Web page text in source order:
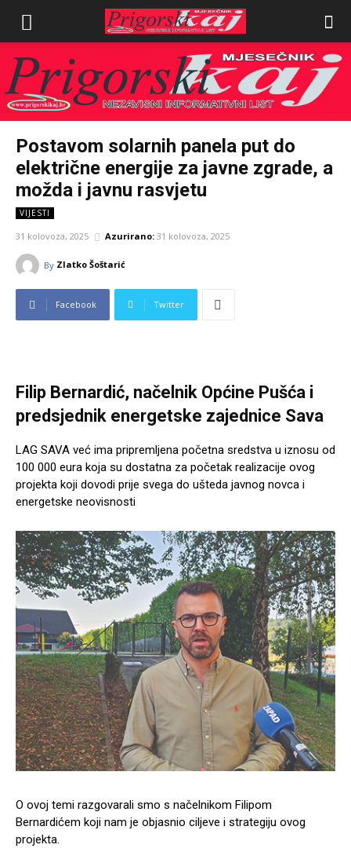
Postavom solarnih panela put do
električne energije za javne zgrade, a
možda i javnu rasvjetu
VIJESTI
31 kolovoza, 2025 Azurirano: 31 kolovoza, 2025
By Zlatko Šoštarić
Facebook Twitter
Filip Bernardić, načelnik Općine Pušća i
predsjednik energetske zajednice Sava
LAG SAVA već ima pripremljena početna sredstva u iznosu od
100 000 eura koja su dostatna za početak realizacije ovog
projekta koji dovodi prije svega do ušteda javnog novca i
energetske neovisnosti
O ovoj temi razgovarali smo s načelnikom Filipom
Bernardićem koji nam je objasnio ciljeve i strategiju ovog
projekta.